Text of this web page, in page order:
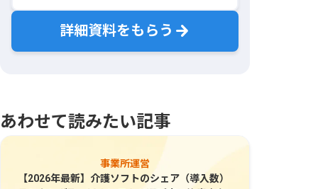
詳細資料をもらう
あわせて読みたい記事
事業所運営
【2026年最新】介護ソフトのシェア（導入数）